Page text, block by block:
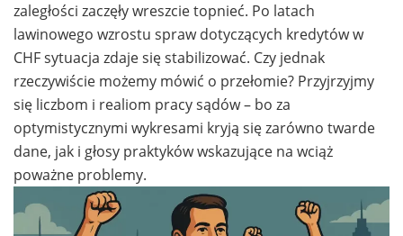
zaległości zaczęły wreszcie topnieć. Po latach
lawinowego wzrostu spraw dotyczących kredytów w
CHF sytuacja zdaje się stabilizować. Czy jednak
rzeczywiście możemy mówić o przełomie? Przyjrzyjmy
się liczbom i realiom pracy sądów – bo za
optymistycznymi wykresami kryją się zarówno twarde
dane, jak i głosy praktyków wskazujące na wciąż
poważne problemy.